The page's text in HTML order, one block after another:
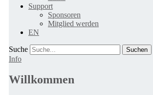
Support
Sponsoren
Mitglied werden
EN
Suche
Info
Willkommen